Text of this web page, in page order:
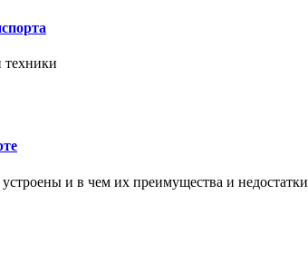
техники
и в чем их преимущества и недостатки